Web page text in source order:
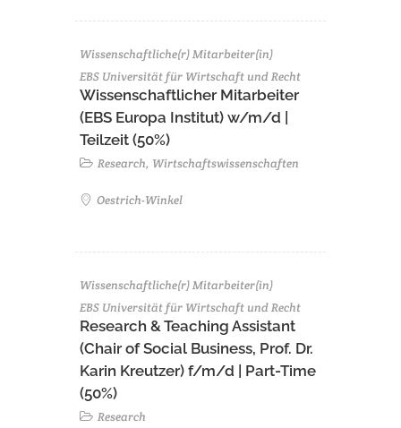
Wissenschaftliche(r) Mitarbeiter(in)
EBS Universität für Wirtschaft und Recht
Wissenschaftlicher Mitarbeiter
(EBS Europa Institut) w/m/d |
Teilzeit (50%)
Research, Wirtschaftswissenschaften
Oestrich-Winkel
Wissenschaftliche(r) Mitarbeiter(in)
EBS Universität für Wirtschaft und Recht
Research & Teaching Assistant
(Chair of Social Business, Prof. Dr.
Karin Kreutzer) f/m/d | Part-Time
(50%)
Research